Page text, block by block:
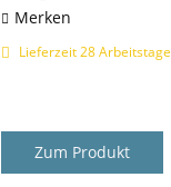
Merken
Lieferzeit 28 Arbeitstage
Zum Produkt